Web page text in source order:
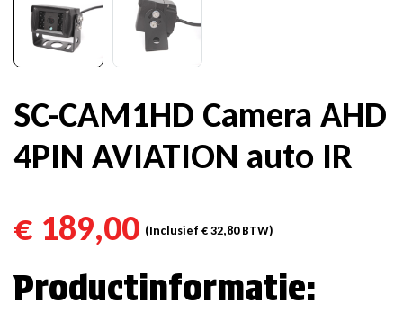
SC-CAM1HD Camera AHD
4PIN AVIATION auto IR
€ 189,00 (Inclusief €32,80BTW)
Productinformatie: